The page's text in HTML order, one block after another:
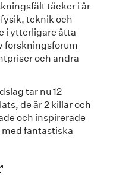
täcker i år
teknik och
i ytterligare åtta
forskningsforum
och andra
tar nu 12
de är 2 killar och
och inspirerade
fantastiska